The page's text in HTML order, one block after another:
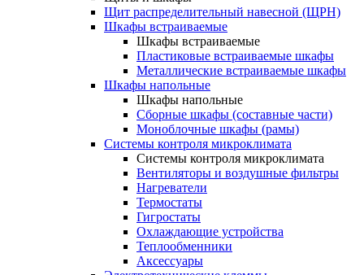
Щит распределительный навесной (ЩРН)
Шкафы встраиваемые
Шкафы встраиваемые
Пластиковые встраиваемые шкафы
Металлические встраиваемые шкафы
Шкафы напольные
Шкафы напольные
Сборные шкафы (составные части)
Моноблочные шкафы (рамы)
Системы контроля микроклимата
Системы контроля микроклимата
Вентиляторы и воздушные фильтры
Нагреватели
Термостаты
Гигростаты
Охлаждающие устройства
Теплообменники
Аксессуары